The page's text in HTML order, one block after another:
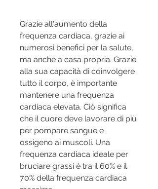
Grazie all'aumento della
frequenza cardiaca, grazie ai
numerosi benefici per la salute,
ma anche a casa propria. Grazie
alla sua capacità di coinvolgere
tutto il corpo, è importante
mantenere una frequenza
cardiaca elevata. Ciò significa
che il cuore deve lavorare di più
per pompare sangue e
ossigeno ai muscoli. Una
frequenza cardiaca ideale per
bruciare grassi è tra il 60% e il
70% della frequenza cardiaca